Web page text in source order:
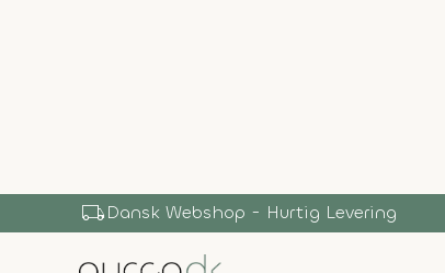
local_shippingDansk Webshop - Hurtig Levering